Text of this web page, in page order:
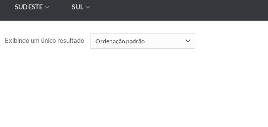
SUDESTE SUL
Exibindo um único resultado